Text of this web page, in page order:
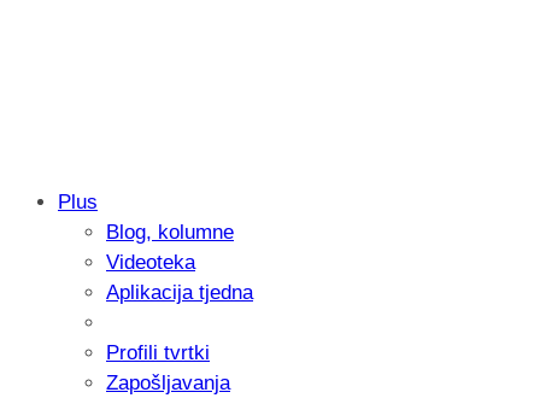
Samsung otkrio kako je nastajala
donijelo tanje i izdržljivije preklopne
Plus
Blog, kolumne
Videoteka
Aplikacija tjedna
Profili tvrtki
Zapošljavanja